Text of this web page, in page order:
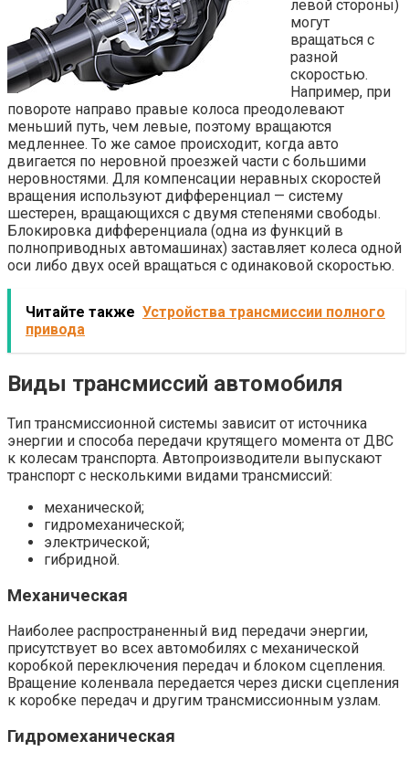
левой стороны)
могут
вращаться с
разной
скоростью.
Например, при
повороте направо правые колоса преодолевают
меньший путь, чем левые, поэтому вращаются
медленнее. То же самое происходит, когда авто
двигается по неровной проезжей части с большими
неровностями. Для компенсации неравных скоростей
вращения используют дифференциал — систему
шестерен, вращающихся с двумя степенями свободы.
Блокировка дифференциала (одна из функций в
полноприводных автомашинах) заставляет колеса одной
оси либо двух осей вращаться с одинаковой скоростью.
Читайте также Устройства трансмиссии полного
привода
Виды трансмиссий автомобиля
Тип трансмиссионной системы зависит от источника
энергии и способа передачи крутящего момента от ДВС
к колесам транспорта. Автопроизводители выпускают
транспорт с несколькими видами трансмиссий:
механической;
гидромеханической;
электрической;
гибридной.
Механическая
Наиболее распространенный вид передачи энергии,
присутствует во всех автомобилях с механической
коробкой переключения передач и блоком сцепления.
Вращение коленвала передается через диски сцепления
к коробке передач и другим трансмиссионным узлам.
Гидромеханическая